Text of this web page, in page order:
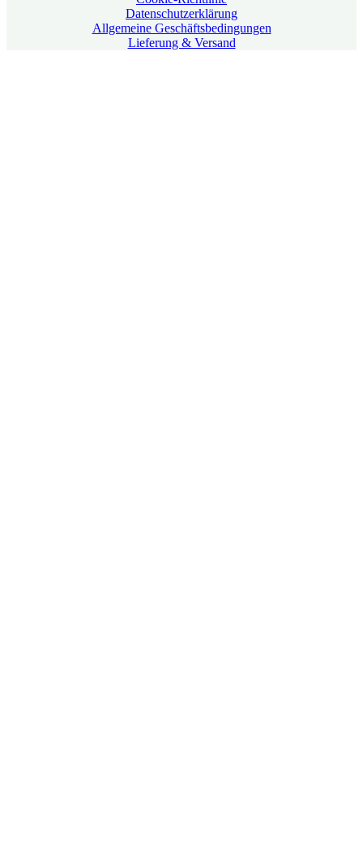
Datenschutzerklärung
Allgemeine Geschäftsbedingungen
Lieferung & Versand